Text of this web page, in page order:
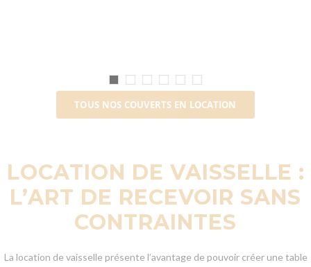
TOUS NOS COUVERTS EN LOCATION
LOCATION DE VAISSELLE :
L’ART DE RECEVOIR SANS
CONTRAINTES
La location de vaisselle présente l’avantage de pouvoir créer une table